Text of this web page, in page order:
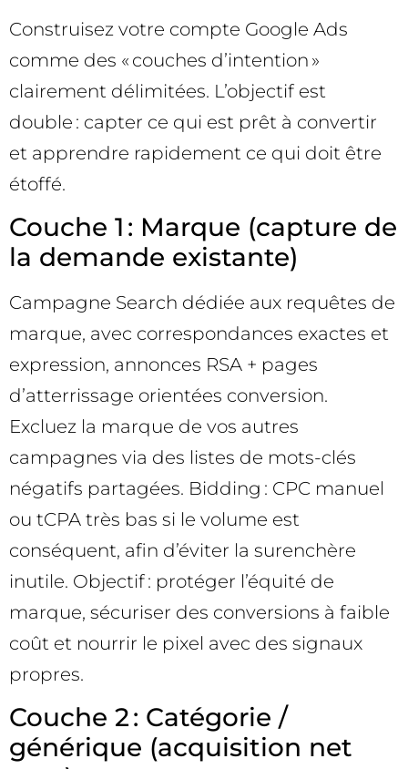
Construisez votre compte Google Ads
comme des « couches d’intention »
clairement délimitées. L’objectif est
double : capter ce qui est prêt à convertir
et apprendre rapidement ce qui doit être
étoffé.
Couche 1 : Marque (capture de
la demande existante)
Campagne Search dédiée aux requêtes de
marque, avec correspondances exactes et
expression, annonces RSA + pages
d’atterrissage orientées conversion.
Excluez la marque de vos autres
campagnes via des listes de mots-clés
négatifs partagées. Bidding : CPC manuel
ou tCPA très bas si le volume est
conséquent, afin d’éviter la surenchère
inutile. Objectif : protéger l’équité de
marque, sécuriser des conversions à faible
coût et nourrir le pixel avec des signaux
propres.
Couche 2 : Catégorie /
générique (acquisition net